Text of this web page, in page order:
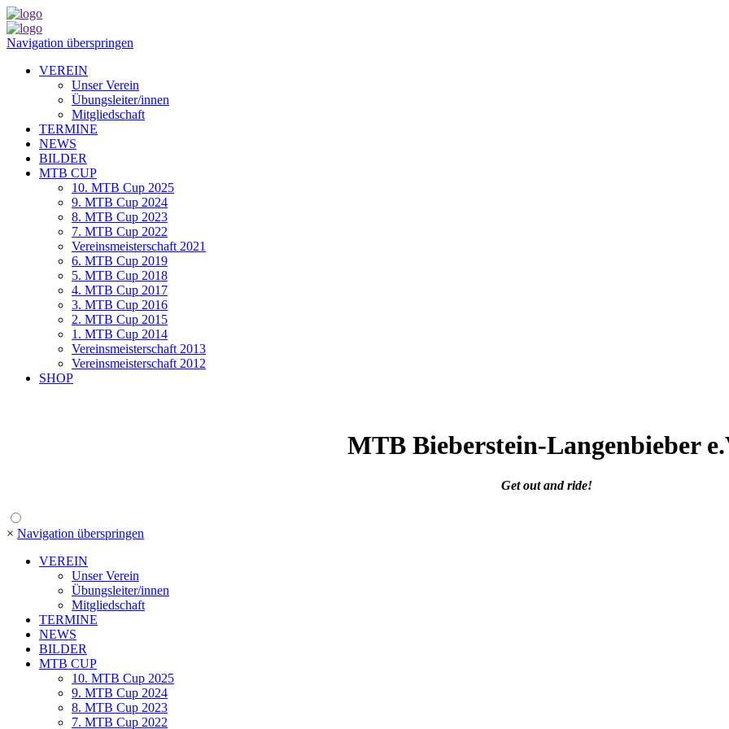
Navigation überspringen
VEREIN
Unser Verein
Übungsleiter/innen
Mitgliedschaft
TERMINE
NEWS
BILDER
MTB CUP
10. MTB Cup 2025
9. MTB Cup 2024
8. MTB Cup 2023
7. MTB Cup 2022
Vereinsmeisterschaft 2021
6. MTB Cup 2019
5. MTB Cup 2018
4. MTB Cup 2017
3. MTB Cup 2016
2. MTB Cup 2015
1. MTB Cup 2014
Vereinsmeisterschaft 2013
Vereinsmeisterschaft 2012
SHOP
MTB Bieberstein-Langenbieber
Get out and ride!
× Navigation überspringen
VEREIN
Unser Verein
Übungsleiter/innen
Mitgliedschaft
TERMINE
NEWS
BILDER
MTB CUP
10. MTB Cup 2025
9. MTB Cup 2024
8. MTB Cup 2023
7. MTB Cup 2022